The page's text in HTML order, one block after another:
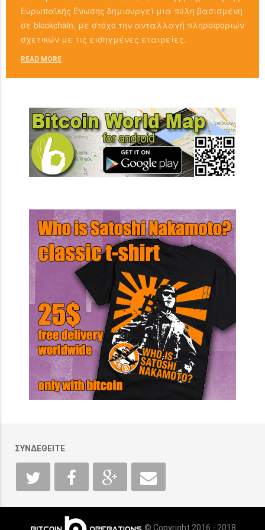
Ευρωπαϊκής Ένωσης δημιουργεί μια πύλη βασισμένη
σε blockchain, με στόχο την ανταλλαγή πληροφοριών
σχετικών με τις εισηγμένες εταιρείες.
READ MORE
ΣΥΝΔΕΘΕΙΤΕ
© Copyright 2016 - 2018